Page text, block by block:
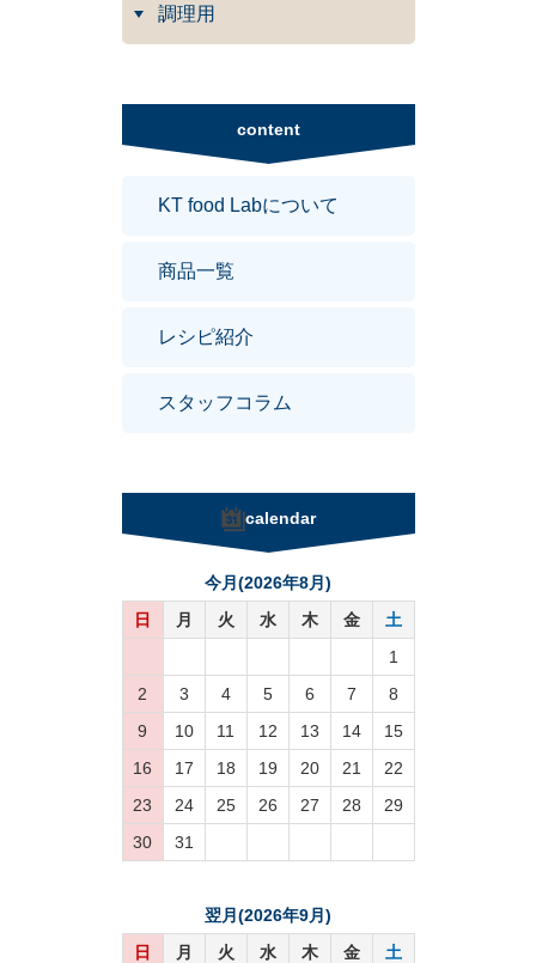
調理用
content
KT food Labについて
商品一覧
レシピ紹介
スタッフコラム
calendar
今月(2026年8月)
日
月 火 水 木 金
土
1
2
3 4 5 6 7
8
9
10 11 12 13 14
15
16
17 18 19 20 21
22
23
24 25 26 27 28
29
30
31
翌月(2026年9月)
日
月 火 水 木 金
土